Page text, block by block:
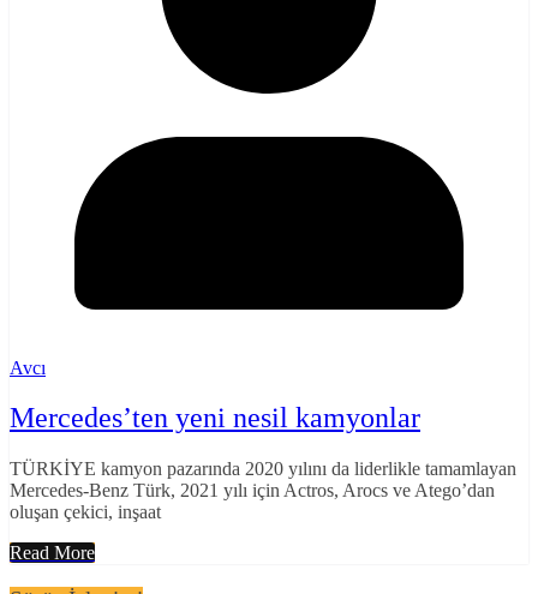
Avcı
Mercedes’ten yeni nesil kamyonlar
TÜRKİYE kamyon pazarında 2020 yılını da liderlikle tamamlayan
Mercedes-Benz Türk, 2021 yılı için Actros, Arocs ve Atego’dan
oluşan çekici, inşaat
Read More